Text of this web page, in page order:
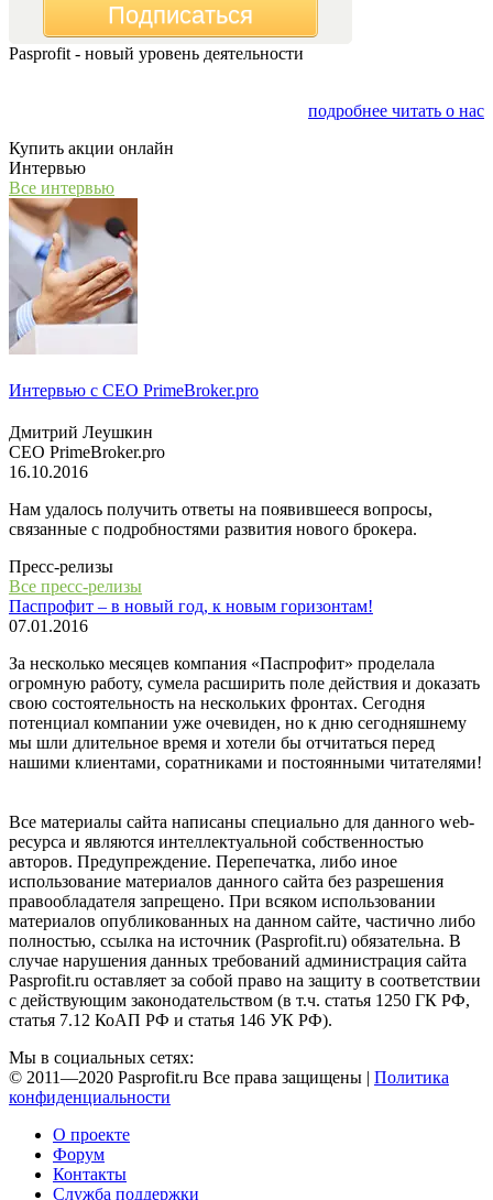
Подписаться
Pasprofit - новый уровень деятельности
подробнее читать о нас
Купить акции онлайн
Интервью
Все интервью
Интервью с СЕО PrimeBroker.pro
Дмитрий Леушкин
СЕО PrimeBroker.pro
16.10.2016
Нам удалось получить ответы на появившееся вопросы,
связанные с подробностями развития нового брокера.
Пресс-релизы
Все пресс-релизы
Паспрофит – в новый год, к новым горизонтам!
07.01.2016
За несколько месяцев компания «Паспрофит» проделала
огромную работу, сумела расширить поле действия и доказать
свою состоятельность на нескольких фронтах. Сегодня
потенциал компании уже очевиден, но к дню сегодняшнему
мы шли длительное время и хотели бы отчитаться перед
нашими клиентами, соратниками и постоянными читателями!
Все материалы сайта написаны специально для данного web-
ресурса и являются интеллектуальной собственностью
авторов. Предупреждение. Перепечатка, либо иное
использование материалов данного сайта без разрешения
правообладателя запрещено. При всяком использовании
материалов опубликованных на данном сайте, частично либо
полностью, ссылка на источник (Pasprofit.ru) обязательна. В
случае нарушения данных требований администрация сайта
Pasprofit.ru оставляет за собой право на защиту в соответствии
с действующим законодательством (в т.ч. статья 1250 ГК РФ,
статья 7.12 КоАП РФ и статья 146 УК РФ).
Мы в социальных сетях:
© 2011—2020 Pasprofit.ru Все права защищены | Политика
конфиденциальности
О проекте
Форум
Контакты
Служба поддержки